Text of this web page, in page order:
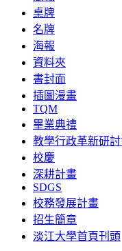
桌牌
名牌
海報
資料夾
書封面
插圖漫畫
TQM
畢業典禮
教學行政革新研
校慶
深耕計畫
SDGS
校務發展計畫
招生簡章
淡江大學首頁刊頭